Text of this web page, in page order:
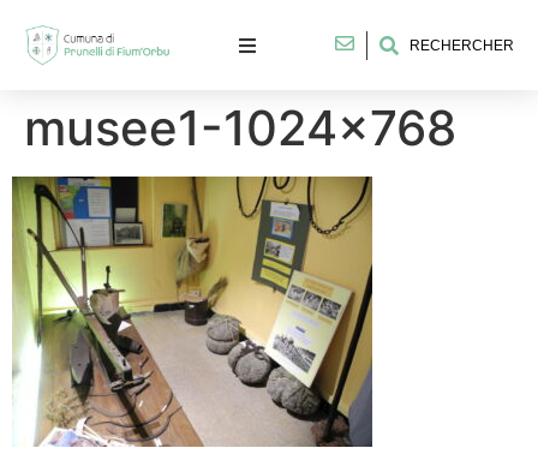
RECHERCHER
musee1-1024×768